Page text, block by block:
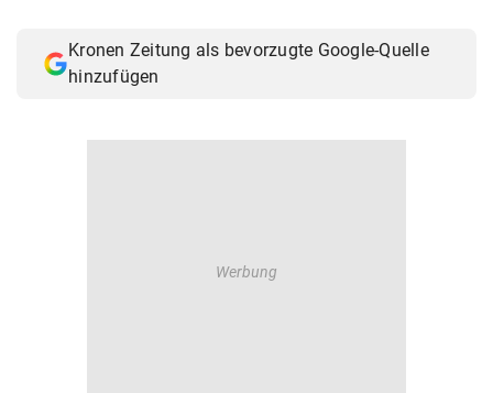
Kronen Zeitung als bevorzugte Google-Quelle
hinzufügen